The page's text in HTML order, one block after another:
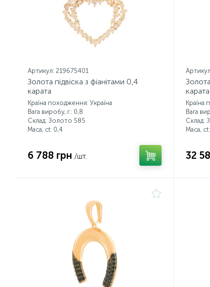
Артикул: 219675401
Золота підвіска з фіанітами 0,4
карата
Країна походження: Україна
Вага виробу, г.: 0,8
Склад: Золото 585
Маса, ct: 0,4
6 788 грн /шт.
карата
Країна
Вага
Склад:
Маса, ct:
32